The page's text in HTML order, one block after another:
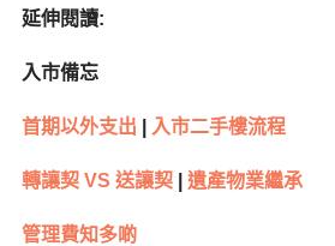
延伸閱讀:
入市備忘
首期以外支出 入市二手樓流程
轉讓契VS 送讓契 遺產物業繼承
管理費知多啲